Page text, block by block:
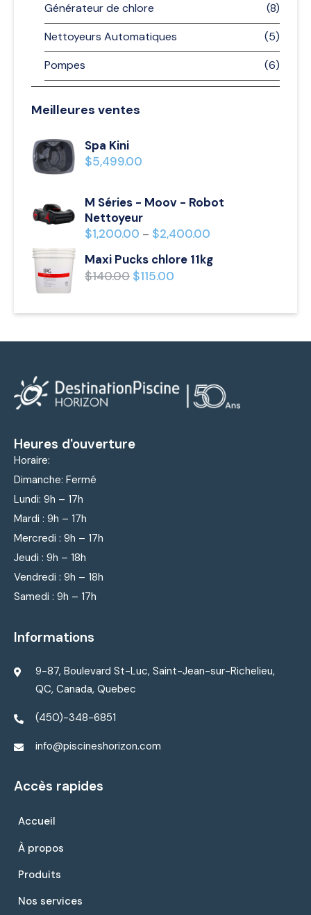
Générateur de chlore
(8)
Nettoyeurs Automatiques
(5)
Pompes
(6)
Meilleures ventes
Spa Kini
$5,499.00
M Séries - Moov - Robot
Nettoyeur
$1,200.00 – $2,400.00
Maxi Pucks chlore 11kg
$140.00 $115.00
Heures d'ouverture
Horaire:
Dimanche: Fermé
Lundi: 9h – 17h
Mardi : 9h – 17h
Mercredi : 9h – 17h
Jeudi : 9h – 18h
Vendredi : 9h – 18h
Samedi : 9h – 17h
Informations
9-87, Boulevard St-Luc, Saint-Jean-sur-Richelieu,
QC, Canada, Quebec
(450)-348-6851
info@piscineshorizon.com
Accès rapides
Accueil
À propos
Produits
Nos services